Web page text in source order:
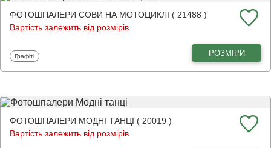
ФОТОШПАЛЕРИ СОВИ НА МОТОЦИКЛІ ( 21488 )
Вартість залежить від розмірів
Фотошпалери
Графіті РОЗМІРИ
ФОТОШПАЛЕРИ МОДНІ ТАНЦІ ( 20019 )
Вартість залежить від розмірів